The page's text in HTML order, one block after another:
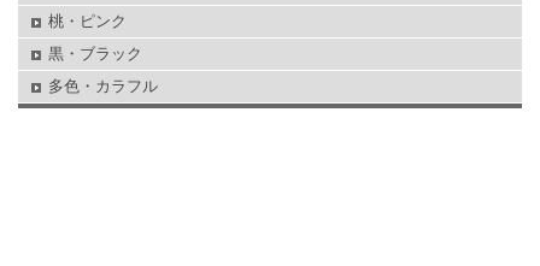
桃・ピンク
黒・ブラック
多色・カラフル